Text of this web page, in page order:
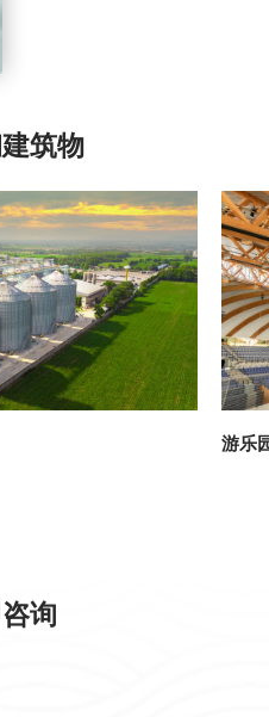
筑物
游乐
询